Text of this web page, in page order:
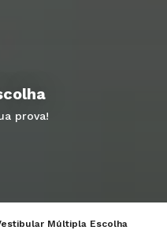
prova!
Múltipla Escolha
sobre o curso,
pagamento?
um de nossos